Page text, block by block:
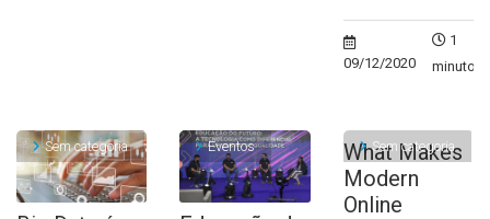
09/12/2020
1
minuto
Sem categoria Eventos Sem categoria
What Makes
Modern
Online